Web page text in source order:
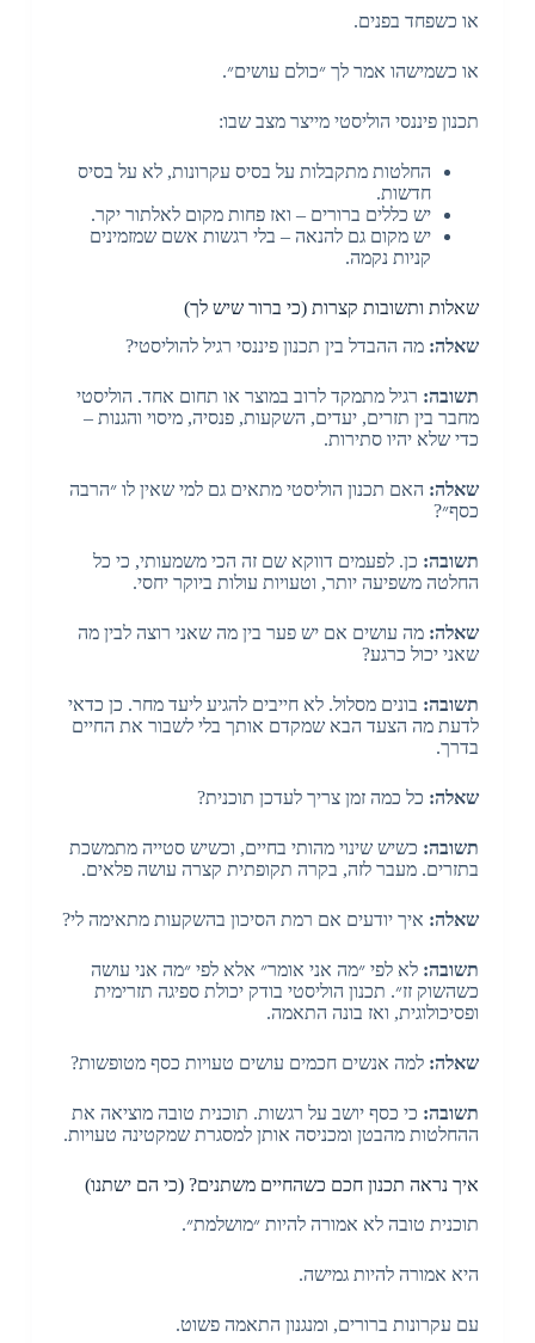
או כשפחד בפנים.
או כשמישהו אמר לך ״כולם עושים״.
תכנון פיננסי הוליסטי מייצר מצב שבו:
החלטות מתקבלות על בסיס עקרונות, לא על בסיס
חדשות.
יש כללים ברורים – ואז פחות מקום לאלתור יקר.
יש מקום גם להנאה – בלי רגשות אשם שמזמינים
קניות נקמה.
שאלות ותשובות קצרות (כי ברור שיש לך)
שאלה: מה ההבדל בין תכנון פיננסי רגיל להוליסטי?
תשובה: רגיל מתמקד לרוב במוצר או תחום אחד. הוליסטי
מחבר בין תזרים, יעדים, השקעות, פנסיה, מיסוי והגנות –
כדי שלא יהיו סתירות.
שאלה: האם תכנון הוליסטי מתאים גם למי שאין לו ״הרבה
כסף״?
תשובה: כן. לפעמים דווקא שם זה הכי משמעותי, כי כל
החלטה משפיעה יותר, וטעויות עולות ביוקר יחסי.
שאלה: מה עושים אם יש פער בין מה שאני רוצה לבין מה
שאני יכול כרגע?
תשובה: בונים מסלול. לא חייבים להגיע ליעד מחר. כן כדאי
לדעת מה הצעד הבא שמקדם אותך בלי לשבור את החיים
בדרך.
שאלה: כל כמה זמן צריך לעדכן תוכנית?
תשובה: כשיש שינוי מהותי בחיים, וכשיש סטייה מתמשכת
בתזרים. מעבר לזה, בקרה תקופתית קצרה עושה פלאים.
שאלה: איך יודעים אם רמת הסיכון בהשקעות מתאימה לי?
תשובה: לא לפי ״מה אני אומר״ אלא לפי ״מה אני עושה
כשהשוק זז״. תכנון הוליסטי בודק יכולת ספיגה תזרימית
ופסיכולוגית, ואז בונה התאמה.
שאלה: למה אנשים חכמים עושים טעויות כסף מטופשות?
תשובה: כי כסף יושב על רגשות. תוכנית טובה מוציאה את
ההחלטות מהבטן ומכניסה אותן למסגרת שמקטינה טעויות.
איך נראה תכנון חכם כשהחיים משתנים? (כי הם ישתנו)
תוכנית טובה לא אמורה להיות ״מושלמת״.
היא אמורה להיות גמישה.
עם עקרונות ברורים, ומנגנון התאמה פשוט.